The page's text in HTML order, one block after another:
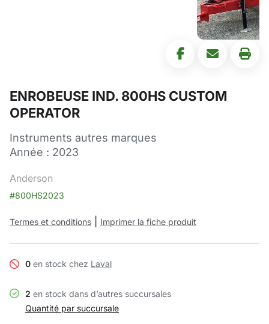
ENROBEUSE IND. 800HS CUSTOM
OPERATOR
Instruments autres marques
Année : 2023
Anderson
#800HS2023
Termes et conditions Imprimer la fiche produit
0 en stock chez Laval
2 en stock dans d’autres succursales
Quantité par succursale